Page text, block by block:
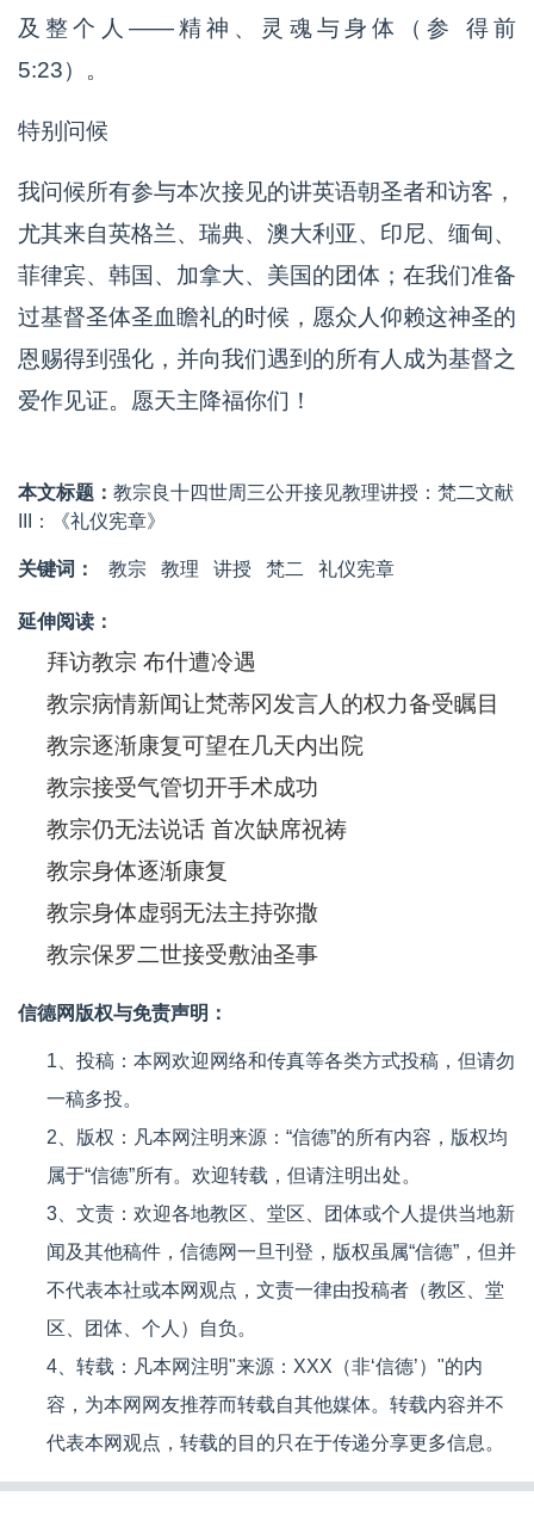
及整个人——精神、灵魂与身体（参 得前
5:23）。
特别问候
我问候所有参与本次接见的讲英语朝圣者和访客，
尤其来自英格兰、瑞典、澳大利亚、印尼、缅甸、
菲律宾、韩国、加拿大、美国的团体；在我们准备
过基督圣体圣血瞻礼的时候，愿众人仰赖这神圣的
恩赐得到强化，并向我们遇到的所有人成为基督之
爱作见证。愿天主降福你们！
本文标题： 教宗良十四世周三公开接见教理讲授：梵二文献
III：《礼仪宪章》
关键词： 教宗 教理 讲授 梵二 礼仪宪章
延伸阅读：
拜访教宗 布什遭冷遇
教宗病情新闻让梵蒂冈发言人的权力备受瞩目
教宗逐渐康复可望在几天内出院
教宗接受气管切开手术成功
教宗仍无法说话 首次缺席祝祷
教宗身体逐渐康复
教宗身体虚弱无法主持弥撒
教宗保罗二世接受敷油圣事
信德网版权与免责声明：
1、投稿：本网欢迎网络和传真等各类方式投稿，但请勿
一稿多投。
2、版权：凡本网注明来源：“信德”的所有内容，版权均
属于“信德”所有。欢迎转载，但请注明出处。
3、文责：欢迎各地教区、堂区、团体或个人提供当地新
闻及其他稿件，信德网一旦刊登，版权虽属“信德”，但并
不代表本社或本网观点，文责一律由投稿者（教区、堂
区、团体、个人）自负。
4、转载：凡本网注明"来源：XXX（非‘信德’）"的内
容，为本网网友推荐而转载自其他媒体。转载内容并不
代表本网观点，转载的目的只在于传递分享更多信息。